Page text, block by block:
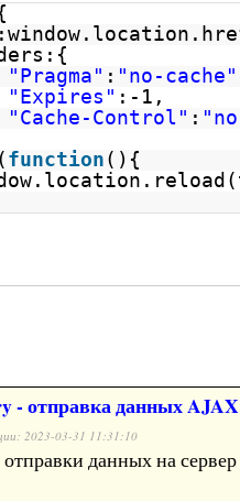
"Pragma" : "no-cache"
"Expires" :-1,
"Cache-Control" :
function (){
- отправка данных AJAX
2023-03-31 11:31:10
данных на